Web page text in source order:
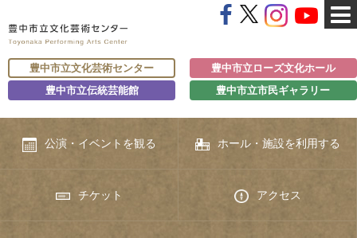
豊中市立文化芸術センター
豊中市立ローズ文化ホール
豊中市立伝統芸能館
豊中市立市民ギャラリー
公演・イベントを観る ホール・施設を利用する
チケット アクセス